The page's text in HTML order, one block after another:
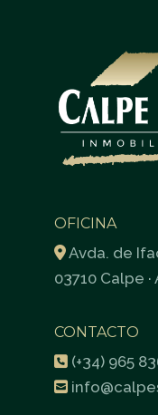
OFICINA
Avda. de
03710 Calpe
CONTACTO
(+34) 965